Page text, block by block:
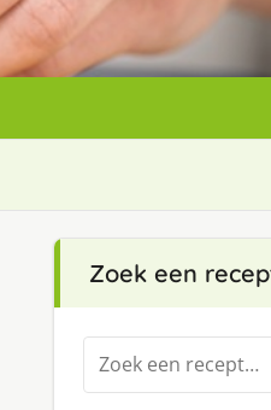
Zoek een
Zoeken
naar: